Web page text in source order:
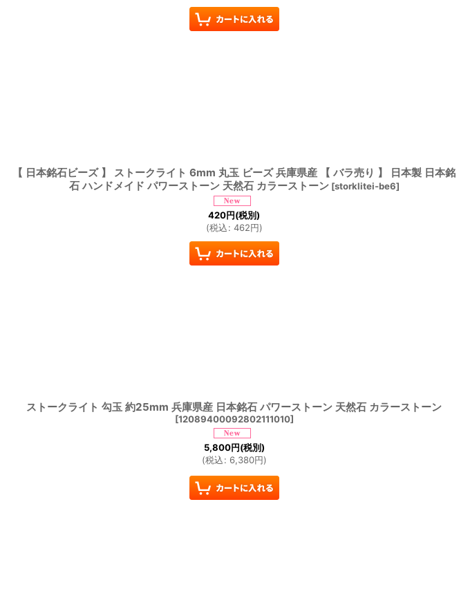
【 日本銘石ビーズ 】 ストークライト 6mm 丸玉 ビーズ 兵庫県産 【 バラ売り 】 日本製 日本銘
石 ハンドメイド パワーストーン 天然石 カラーストーン [storklitei-be6]
420円(税別)
(税込: 462円)
ストークライト 勾玉 約25mm 兵庫県産 日本銘石 パワーストーン 天然石 カラーストーン
[12089400092802111010]
5,800円(税別)
(税込: 6,380円)